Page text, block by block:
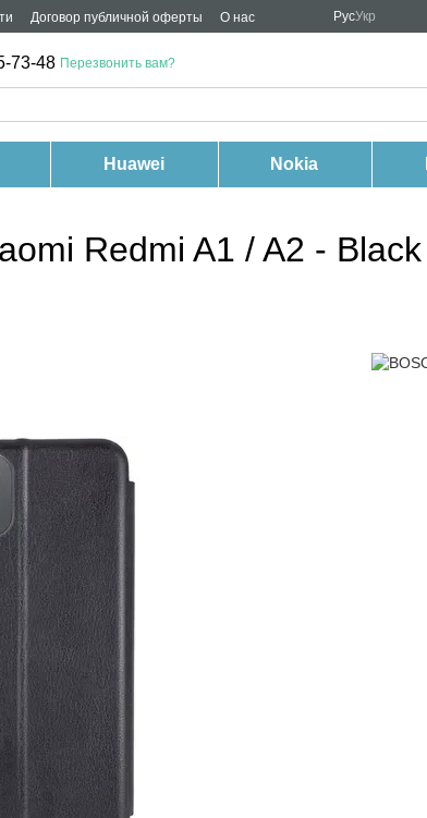
Договор публичной оферты О нас РусУкр
73-48 Перезвонить вам?
Huawei Nokia
Redmi A1 / A2 - Black